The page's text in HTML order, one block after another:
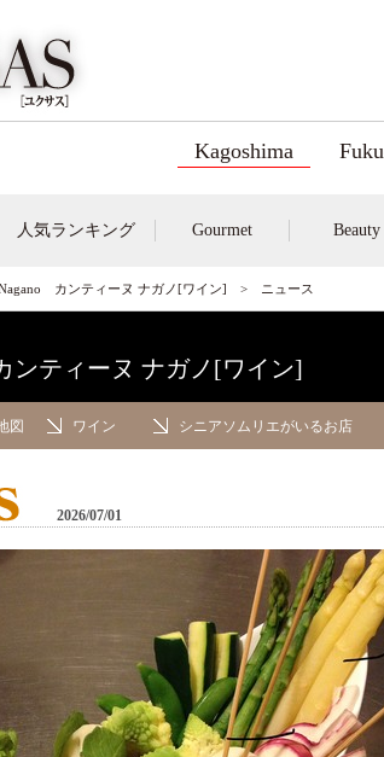
Kagoshima
人気ランキング Gourmet Beauty
カンティーヌ ナガノ[ワイン] > ニュース
ティーヌ ナガノ[ワイン]
図 ワイン シニアソムリエがいるお店
2026/07/01